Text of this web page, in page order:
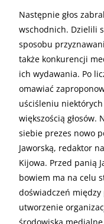
Następnie głos
wschodnich. Dzielili
sposobu
także konkurencji
ich wydawania. Po
omawiać
uściśleniu
większością
siebie prezes nowo
Jaworską, redaktor
Kijowa. Przed panią
bowiem ma na celu
doświadczeń
utworzenie